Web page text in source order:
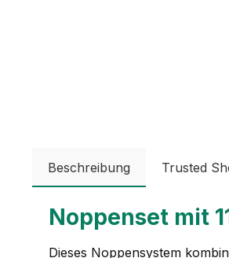
Beschreibung Trusted
Noppenset mit
Dieses Noppensystem